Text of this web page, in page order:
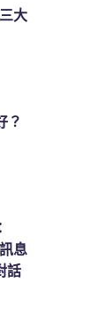
大
？
息
話